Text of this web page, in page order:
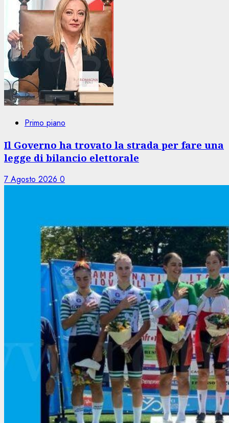
Primo piano
Il Governo ha trovato la strada per fare una
legge di bilancio elettorale
7 Agosto 2026 0